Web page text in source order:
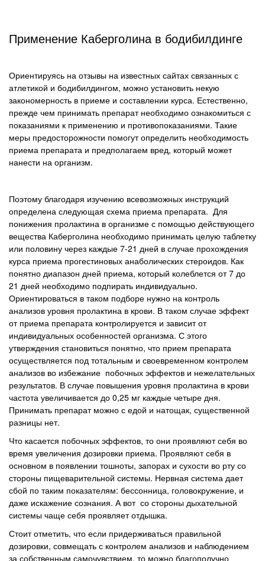
Применение Каберголина в бодибилдинге
Ориентируясь на отзывы на известных сайтах связанных с
атлетикой и бодибилдингом, можно установить некую
закономерность в приеме и составлении курса. Естественно,
прежде чем принимать препарат необходимо ознакомиться с
показаниями к применению и противопоказаниями. Такие
меры предосторожности помогут определить необходимость
приема препарата и предполагаем вред, который может
нанести на организм.
Поэтому благодаря изучению всевозможных инструкций
определена следующая схема приема препарата. Для
понижения пролактина в организме с помощью действующего
вещества Каберголина необходимо принимать целую таблетку
или половину через каждые 7-21 дней в случае прохождения
курса приема прогестиновых анаболических стероидов. Как
понятно диапазон дней приема, который колеблется от 7 до
21 дней необходимо подпирать индивидуально.
Ориентироваться в таком подборе нужно на контроль
анализов уровня пролактина в крови. В таком случае эффект
от приема препарата контролируется и зависит от
индивидуальных особенностей организма. С этого
утверждения становиться понятно, что прием препарата
осуществляется под тотальным и своевременном контролем
анализов во избежание побочных эффектов и нежелательных
результатов. В случае повышения уровня пролактина в крови
частота увеличивается до 0,25 мг каждые четыре дня.
Принимать препарат можно с едой и натощак, существенной
разницы нет.
Что касается побочных эффектов, то они проявляют себя во
время увеличения дозировки приема. Проявляют себя в
основном в появлении тошноты, запорах и сухости во рту со
стороны пищеварительной системы. Нервная система дает
сбой по таким показателям: бессонница, головокружение, и
даже искажение сознания. А вот со стороны дыхательной
системы чаще себя проявляет отдышка.
Стоит отметить, что если придерживаться правильной
дозировки, совмещать с контролем анализов и наблюдением
за собственным самочувствием, то можно благополучно